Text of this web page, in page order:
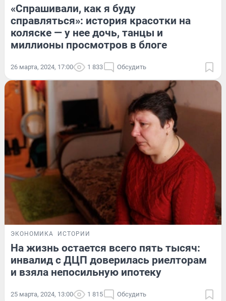
«Спрашивали, как я буду
справляться»: история красотки на
коляске — у нее дочь, танцы и
миллионы просмотров в блоге
26 марта, 2024, 17:00 1 833 Обсудить
ЭКОНОМИКА ИСТОРИИ
На жизнь остается всего пять тысяч:
инвалид с ДЦП доверилась риелторам
и взяла непосильную ипотеку
25 марта, 2024, 13:00 1 815 Обсудить